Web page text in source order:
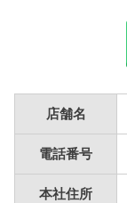
店舗名
電話番号
本社住所